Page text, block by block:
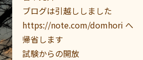
ブログは引越ししました
https://note.com/domhori へ
帰省します
試験からの開放